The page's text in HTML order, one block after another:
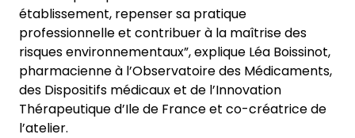
établissement, repenser sa pratique
professionnelle et contribuer à la maîtrise des
risques environnementaux”, explique Léa Boissinot,
pharmacienne à l’Observatoire des Médicaments,
des Dispositifs médicaux et de l’Innovation
Thérapeutique d’Ile de France et co-créatrice de
l’atelier.